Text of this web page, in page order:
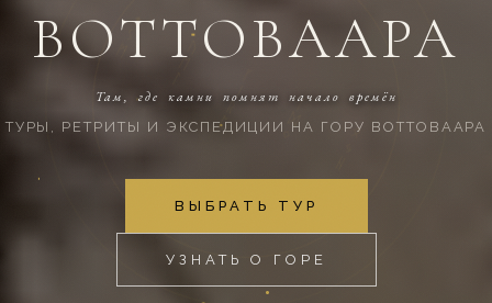
Воттоваара — туры и экспедиции
ВОТТОВААРА
Там, где камни помнят начало времён
ТУРЫ, РЕТРИТЫ И ЭКСПЕДИЦИИ НА ГОРУ ВОТТОВААРА
ВЫБРАТЬ ТУР
УЗНАТЬ О ГОРЕ